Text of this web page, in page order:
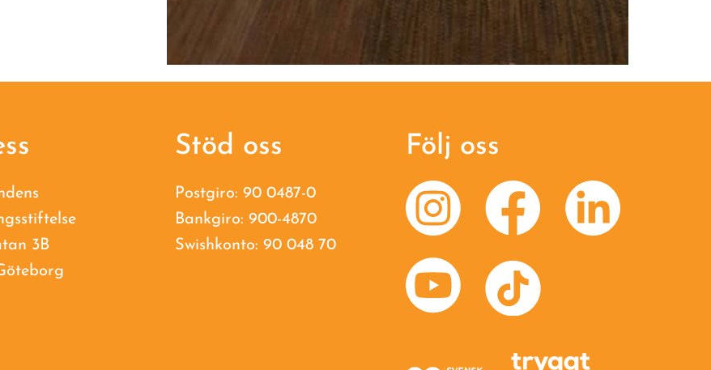
3B
Stöd oss
Postgiro: 90 0487-0
Bankgiro: 900-4870
Swishkonto: 90 048 70
Följ oss